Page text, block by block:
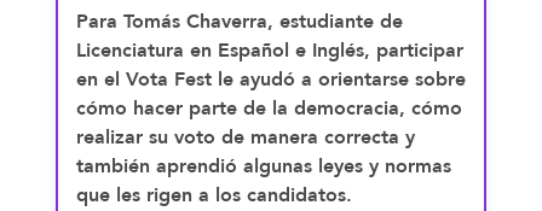
Para Tomás Chaverra, estudiante de
Licenciatura en Español e Inglés, participar
en el Vota Fest le ayudó a orientarse sobre
cómo hacer parte de la democracia, cómo
realizar su voto de manera correcta y
también aprendió algunas leyes y normas
que les rigen a los candidatos.